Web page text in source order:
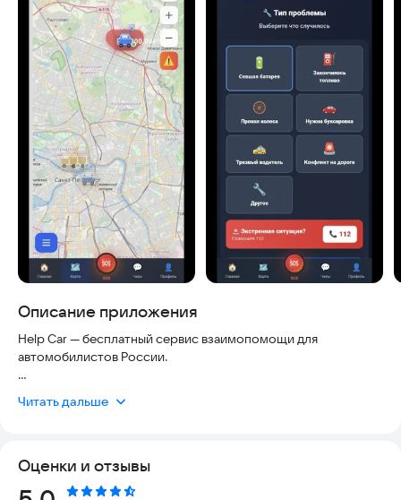
Описание приложения
Help Car — бесплатный сервис взаимопомощи для
автомобилистов России.
• Быстрый вызов помощи на дороге
• Видеозвонки для уточнения проблемы
• Push-уведомления о запросах помощи
Читать дальше
Оценки и отзывы